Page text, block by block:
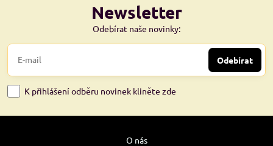
Newsletter
Odebírat naše novinky:
Odebírat
K přihlášení odběru novinek kliněte zde
O nás